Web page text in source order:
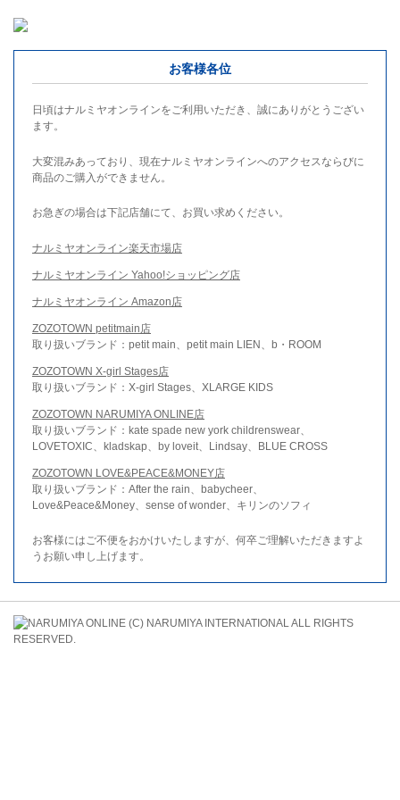
お客様各位
日頃はナルミヤオンラインをご利用いただき、誠にありがとうござい
ます。
大変混みあっており、現在ナルミヤオンラインへのアクセスならびに
商品のご購入ができません。
お急ぎの場合は下記店舗にて、お買い求めください。
ナルミヤオンライン楽天市場店
ナルミヤオンライン Yahoo!ショッピング店
ナルミヤオンライン Amazon店
ZOZOTOWN petitmain店
取り扱いブランド：petit main、petit main LIEN、b・ROOM
ZOZOTOWN X-girl Stages店
取り扱いブランド：X-girl Stages、XLARGE KIDS
ZOZOTOWN NARUMIYA ONLINE店
取り扱いブランド：kate spade new york childrenswear、
LOVETOXIC、kladskap、by loveit、Lindsay、BLUE CROSS
ZOZOTOWN LOVE&PEACE&MONEY店
取り扱いブランド：After the rain、babycheer、
Love&Peace&Money、sense of wonder、キリンのソフィ
お客様にはご不便をおかけいたしますが、何卒ご理解いただきますよ
うお願い申し上げます。